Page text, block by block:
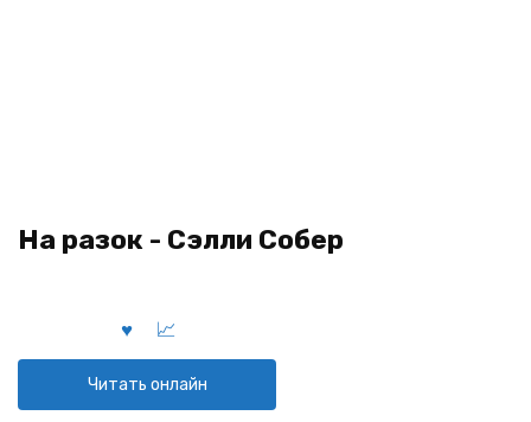
На разок - Сэлли Собер
Читать онлайн